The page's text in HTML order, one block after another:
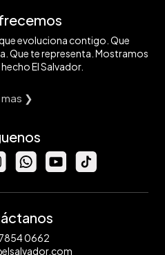
evoluciona contigo. Que
Que te representa. Mostramos
El Salvador.
mas ❯
0662